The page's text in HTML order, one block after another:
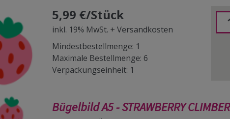
5,99 €/Stück
inkl. 19% MwSt. + Versandkosten
Mindestbestellmenge: 1
Maximale Bestellmenge: 6
Verpackungseinheit: 1
Bügelbild A5 - STRAWBERRY CLIMBER